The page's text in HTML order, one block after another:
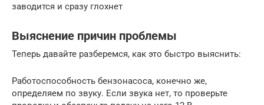
заводится и сразу глохнет
Выяснение причин проблемы
Теперь давайте разберемся, как это быстро выяснить:
Работоспособность бензонасоса, конечно же,
определяем по звуку. Если звука нет, то проверьте